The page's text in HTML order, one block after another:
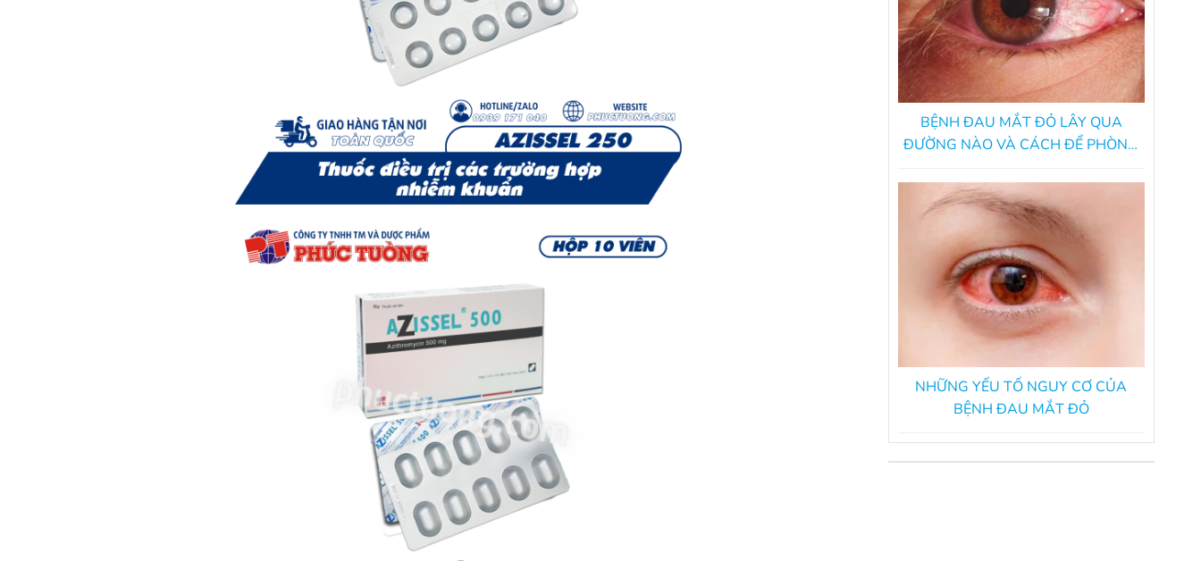
BỆNH ĐAU MẮT ĐỎ LÂY QUA
ĐƯỜNG NÀO VÀ CÁCH ĐỂ PHÒNG
NHỮNG YẾU TỐ NGUY CƠ CỦA
BỆNH ĐAU MẮT ĐỎ